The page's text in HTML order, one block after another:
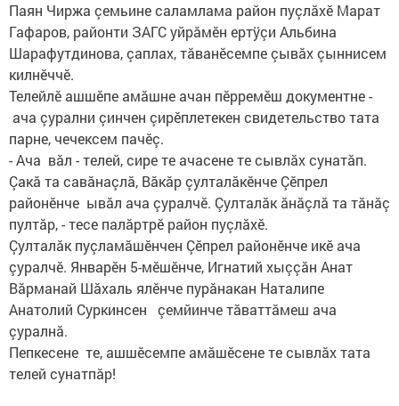
Паян Чиржа çемьине саламлама район пуçлăхĕ Марат
Гафаров, районти ЗАГС уйрăмĕн ертÿçи Альбина
Шарафутдинова, çаплах, тăванĕсемпе çывăх çыннисем
килнĕччĕ.
Телейлĕ ашшĕпе амăшне ачан пĕрремĕш документне -
ача çурални çинчен çирĕплетекен свидетельство тата
парне, чечексем пачĕç.
- Ача вăл - телей, сире те ачасене те сывлăх сунатăп.
Çакă та савăнаçлă, Вăкăр çулталăкĕнче Çĕпрел
районĕнче ывăл ача çуралчĕ. Çулталăк ăнăçлă та тăнăç
пултăр, - тесе палăртрĕ район пуçлăхĕ.
Çулталăк пуçламăшĕнчен Çĕпрел районĕнче икĕ ача
çуралчĕ. Январĕн 5-мĕшĕнче, Игнатий хыççăн Анат
Вăрманай Шăхаль ялĕнче пурăнакан Наталипе
Анатолий Суркинсен çемйинче тăваттăмеш ача
çуралнă.
Пепкесене те, ашшĕсемпе амăшĕсене те сывлăх тата
телей сунатпăр!